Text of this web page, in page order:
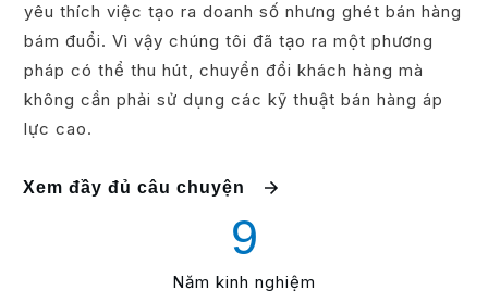
yêu thích việc tạo ra doanh số nhưng ghét bán hàng
bám đuổi. Vì vậy chúng tôi đã tạo ra một phương
pháp có thể thu hút, chuyển đổi khách hàng mà
không cần phải sử dụng các kỹ thuật bán hàng áp
lực cao.
Xem đầy đủ câu chuyện
9
Năm kinh nghiệm